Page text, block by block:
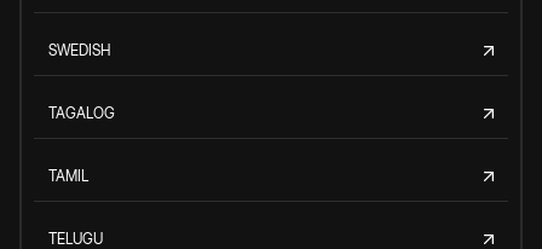
SWEDISH
TAGALOG
TAMIL
TELUGU